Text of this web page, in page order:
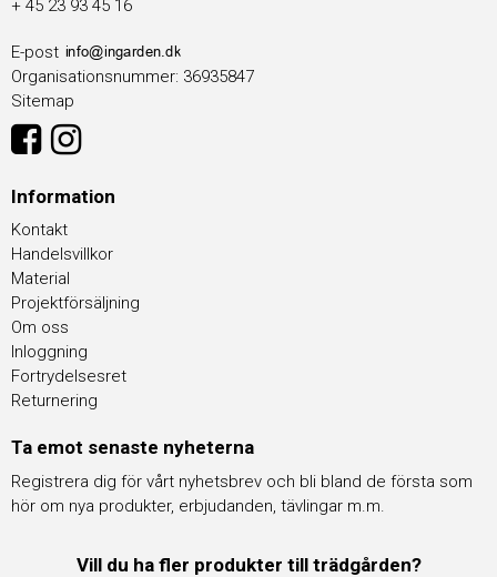
+ 45 23 93 45 16
E-post
Organisationsnummer: 36935847
Sitemap
Information
Kontakt
Handelsvillkor
Material
Projektförsäljning
Om oss
Inloggning
Fortrydelsesret
Returnering
Ta emot senaste nyheterna
Registrera dig för vårt nyhetsbrev och bli bland de första som
hör om nya produkter, erbjudanden, tävlingar m.m.
Vill du ha fler produkter till trädgården?